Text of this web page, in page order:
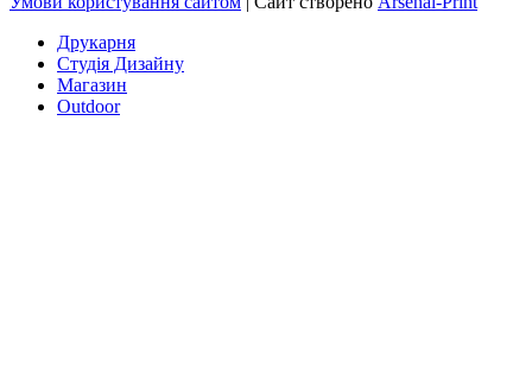
Друкарня
Студія Дизайну
Магазин
Outdoor